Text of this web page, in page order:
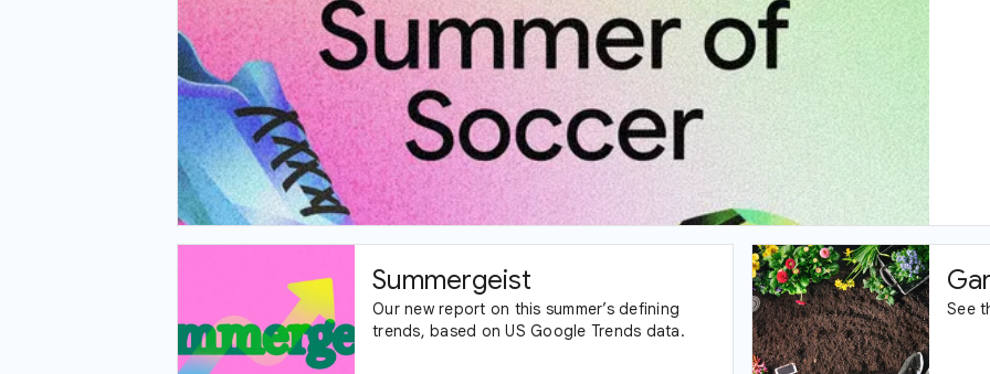
Summergeist
Our new report on this summer’s defining
trends, based on US Google Trends data.
See